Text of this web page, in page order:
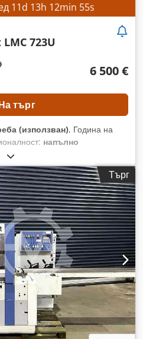
11d 13h 12min 53s
723U
6 500 €
търг
(използван), Година на
напълно
мин, диаметър на вретеното:
150 мм, диаметър на ролката:
Минимална ширина на
ширина на рендето: 230 мм
10 мм Максимална
Брой шпиндели: 6 бр.
мм Crjdpfjzrmupex Akijf
6 000 об./мин. Дължина на
устройство Мощност
Тип задвижване: карданно
Минимална скорост на
скорост на подаване: 24
на подаване: стъпково
накрайник: 120 мм ДЕТАЙЛИ
Търг